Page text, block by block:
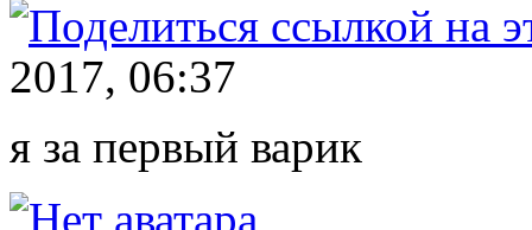
2017, 06:37
я за первый варик